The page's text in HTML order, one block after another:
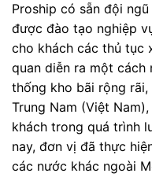
Proship có sẵn đội
được đào tạo nghiệp
cho khách các thủ tục
quan diễn ra một cách
thống kho bãi rộng
Trung Nam (Việt
khách trong quá trình
nay, đơn vị đã thực
các nước khác ngoài